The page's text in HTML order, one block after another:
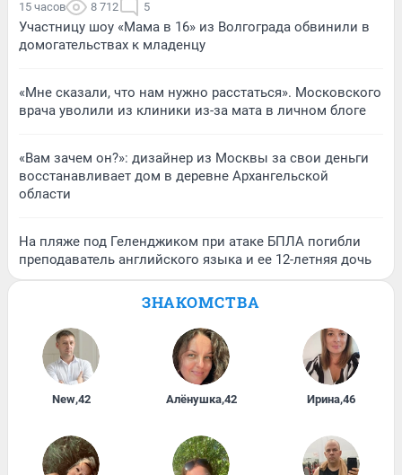
15 часов 8 712 5
Участницу шоу «Мама в 16» из Волгограда обвинили в
домогательствах к младенцу
«Мне сказали, что нам нужно расстаться». Московского
врача уволили из клиники из-за мата в личном блоге
«Вам зачем он?»: дизайнер из Москвы за свои деньги
восстанавливает дом в деревне Архангельской
области
На пляже под Геленджиком при атаке БПЛА погибли
преподаватель английского языка и ее 12-летняя дочь
ЗНАКОМСТВА
New,42 Алёнушка,42 Ирина,46